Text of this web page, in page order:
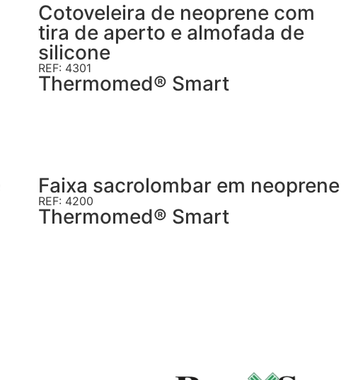
Cotoveleira de neoprene com
tira de aperto e almofada de
silicone
REF: 4301
Thermomed® Smart
Faixa sacrolombar em neoprene
REF: 4200
Thermomed® Smart